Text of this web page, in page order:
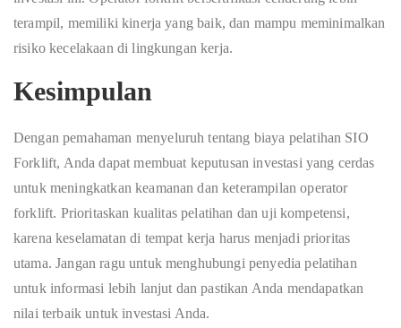
terampil, memiliki kinerja yang baik, dan mampu meminimalkan
risiko kecelakaan di lingkungan kerja.
Kesimpulan
Dengan pemahaman menyeluruh tentang biaya pelatihan SIO
Forklift, Anda dapat membuat keputusan investasi yang cerdas
untuk meningkatkan keamanan dan keterampilan operator
forklift. Prioritaskan kualitas pelatihan dan uji kompetensi,
karena keselamatan di tempat kerja harus menjadi prioritas
utama. Jangan ragu untuk menghubungi penyedia pelatihan
untuk informasi lebih lanjut dan pastikan Anda mendapatkan
nilai terbaik untuk investasi Anda.